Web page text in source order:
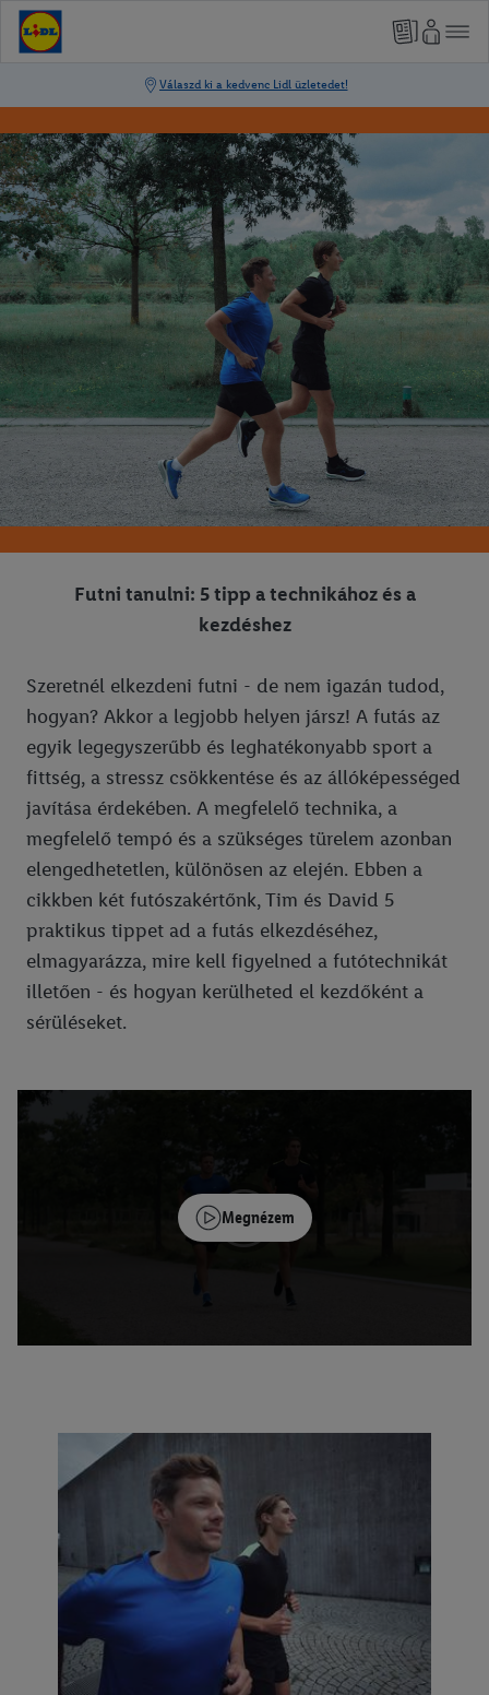
Futni tanulni: 5 tipp a technikához és a
kezdéshez
Szeretnél elkezdeni futni - de nem igazán tudod,
hogyan? Akkor a legjobb helyen jársz! A futás az
egyik legegyszerűbb és leghatékonyabb sport a
fittség, a stressz csökkentése és az állóképességed
javítása érdekében. A megfelelő technika, a
megfelelő tempó és a szükséges türelem azonban
elengedhetetlen, különösen az elején. Ebben a
cikkben két futószakértőnk, Tim és David 5
praktikus tippet ad a futás elkezdéséhez,
elmagyarázza, mire kell figyelned a futótechnikát
illetően - és hogyan kerülheted el kezdőként a
sérüléseket.
Megnézem